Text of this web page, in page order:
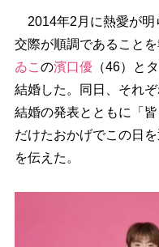
2014年2月に熱愛が明
交際が順調であること
ゐこ の濱口優（46）と
結婚した。同日、それ
結婚の発表とともに「
だけたおかげでこの日
を伝えた。